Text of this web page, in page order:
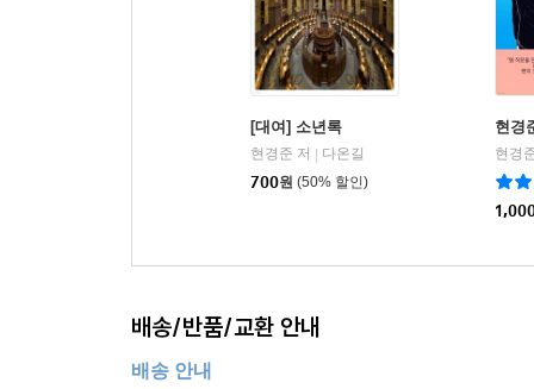
[대여] 소년록
현경준 저 | 다온길
700원 (50% 할인)
현경
현경
배송/반품/교환 안내
배송 안내